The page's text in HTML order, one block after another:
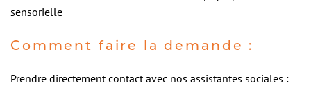
sensorielle
Comment faire la demande :
Prendre directement contact avec nos assistantes sociales :